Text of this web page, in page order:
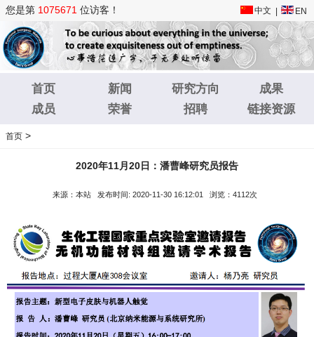
您是第 1075671 位访客！ 中文 EN
首页 新闻 研究方向
成果
成员
荣誉 招聘 链接资源
首页 >
2020年11月20日：潘曹峰研究员报告
来源：本站 发布时间: 2020-11-30 16:12:01 浏览：4112次